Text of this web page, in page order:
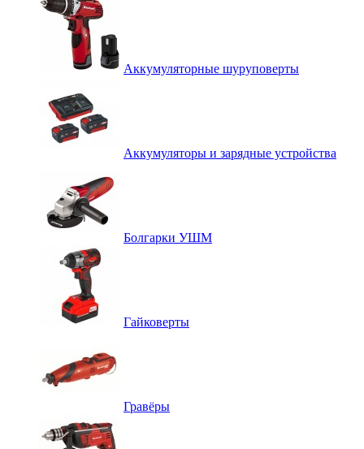
Аккумуляторные шуруповерты
Аккумуляторы и зарядные устройства
Болгарки УШМ
Гайковерты
Гравёры